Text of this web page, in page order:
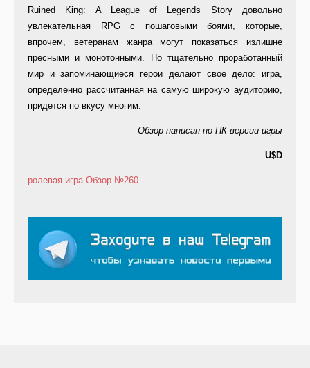
Ruined King: A League of Legends Story довольно
увлекательная RPG с пошаговыми боями, которые,
впрочем, ветеранам жанра могут показаться излишне
пресными и монотонными. Но тщательно проработанный
мир и запоминающиеся герои делают свое дело: игра,
определенно рассчитанная на самую широкую аудиторию,
придется по вкусу многим.
Обзор написан по ПК-версии игры
U$D
ролевая игра Обзор №260